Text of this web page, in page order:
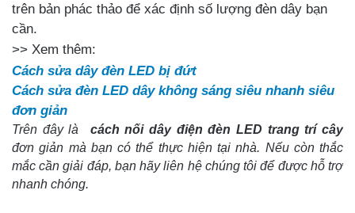
trên bản phác thảo để xác định số lượng đèn dây bạn
cần.
>> Xem thêm:
Cách sửa dây đèn LED bị đứt
Cách sửa đèn LED dây không sáng siêu nhanh siêu
đơn giản
Trên đây là
cách nối dây điện đèn LED trang trí cây
đơn giản mà bạn có thể thực hiện tại nhà. Nếu còn thắc
mắc cần giải đáp, bạn hãy liên hệ chúng tôi để được hỗ trợ
nhanh chóng.